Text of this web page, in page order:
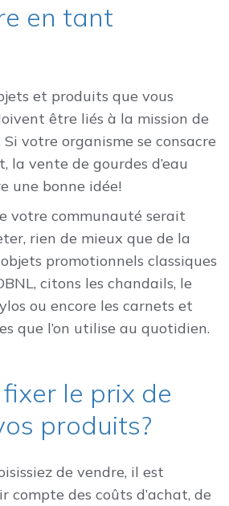
en tant
et produits que vous
être liés à la mission de
votre organisme se consacre
la vente de gourdes d’eau
une bonne idée!
votre communauté serait
rien de mieux que de la
promotionnels classiques
citons les chandails, le
ou encore les carnets et
que l’on utilise au quotidien.
le prix de
produits?
de vendre, il est
des coûts d’achat, de